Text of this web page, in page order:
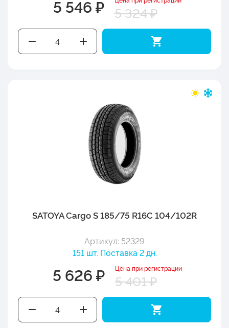
5 546 ₽ 5 324 ₽
SATOYA Cargo S 185/75 R16C 104/102R
Артикул: 52329
151 шт. Поставка 2 дн.
5 626 ₽ Цена при регистрации
5 401 ₽